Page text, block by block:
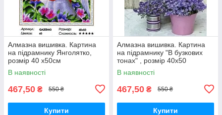
Алмазна вишивка. Картина
на підрамнику Янголятко,
розмір 40 x50см
В наявності
467,50 ₴ 550 ₴
Купити
Алмазна вишивка. Картина
на підрамнику "В бузкових
тонах" , розмір 40х50
В наявності
467,50 ₴ 550 ₴
Купити